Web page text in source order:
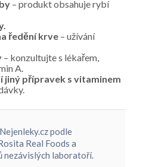
– produkt obsahuje rybí
ředění krve – užívání
– konzultujte s lékařem,
A.
jiný přípravek s vitaminem
podle
Real Foods a
nezávislých laboratoří.